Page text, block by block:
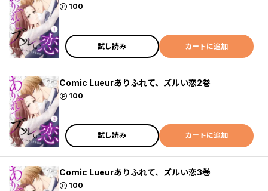
100
ポイント
試し読み カートに追加
Comic Lueurありふれて、ズルい恋2巻
100
ポイント
試し読み カートに追加
Comic Lueurありふれて、ズルい恋3巻
100
ポイント